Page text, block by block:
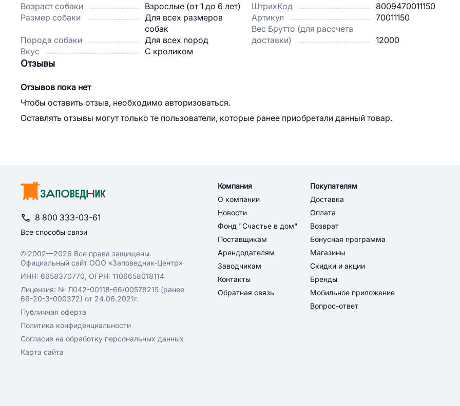
Возраст собаки
Взрослые (от 1 до 6 лет)
Размер собаки
Для всех размеров
собак
Порода собаки
Для всех пород
Вкус
С кроликом
ШтрихКод
8009470011150
Артикул
70011150
Вес Брутто (для рассчета
доставки)
12000
Отзывы
Отзывов пока нет
Чтобы оставить отзыв, необходимо авторизоваться.
Оставлять отзывы могут только те пользователи, которые ранее приобретали данный товар.
8 800 333-03-61
Все способы связи
© 2002—2026 Все права защищены.
Официальный сайт ООО «Заповедник-Центр»
ИНН: 6658370770, ОГРН: 1106658018114
Лицензия: № Л042-00118-66/00578215 (ранее
66-20-3-000372) от 24.06.2021г.
Публичная оферта
Политика конфиденциальности
Согласие на обработку персональных данных
Карта сайта
Компания
О компании
Новости
Фонд "Счастье в дом"
Поставщикам
Арендодателям
Заводчикам
Контакты
Обратная связь
Покупателям
Доставка
Оплата
Возврат
Бонусная программа
Магазины
Скидки и акции
Бренды
Мобильное приложение
Вопрос-ответ